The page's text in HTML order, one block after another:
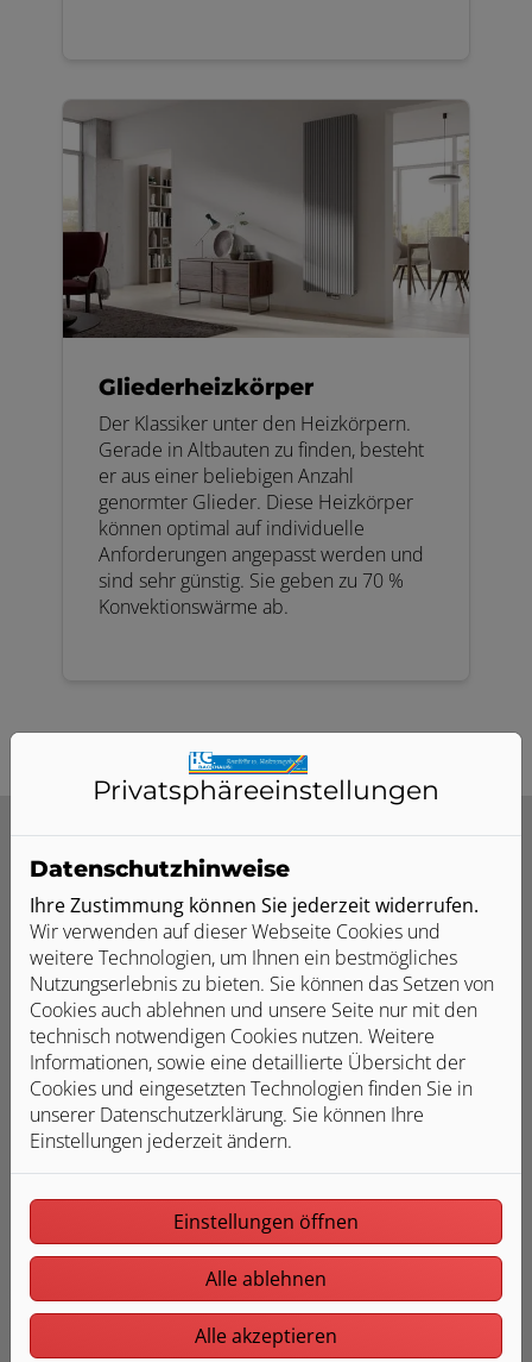
Gliederheizkörper
Der Klassiker unter den Heizkörpern.
Gerade in Altbauten zu finden, besteht
er aus einer beliebigen Anzahl
genormter Glieder. Diese Heizkörper
können optimal auf individuelle
Anforderungen angepasst werden und
sind sehr günstig. Sie geben zu 70 %
Konvektionswärme ab.
Unser Angebot für Sie
Individuelle Planung und Beratung
Gemeinsam definieren wir Ihre Wünsche und Ideen
Wir beraten sie ausführlich zu den verschiedenen
Heizkörperarten
Sie bekommen eine transparente Kostenaufstellung
Hohe Qualität und fachgerechte Ausführung
Privatsphäre­einstellungen
Datenschutzhinweise
Ihre Zustimmung können Sie jederzeit widerrufen.
Wir verwenden auf dieser Webseite Cookies und
weitere Technologien, um Ihnen ein bestmögliches
Nutzungserlebnis zu bieten. Sie können das Setzen von
Cookies auch ablehnen und unsere Seite nur mit den
technisch notwendigen Cookies nutzen. Weitere
Informationen, sowie eine detaillierte Übersicht der
Cookies und eingesetzten Technologien finden Sie in
unserer Datenschutzerklärung. Sie können Ihre
Einstellungen jederzeit ändern.
Einstellungen öffnen
Alle ablehnen
Alle akzeptieren